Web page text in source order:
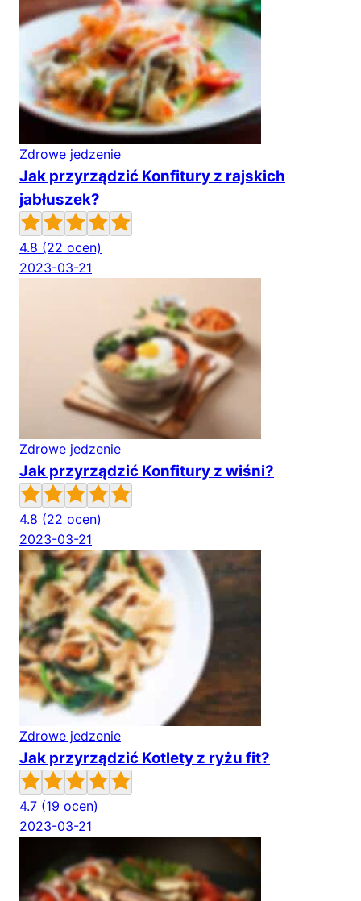
Zdrowe jedzenie
Jak przyrządzić Konfitury z rajskich
jabłuszek?
4.8 (22 ocen)
2023-03-21
Zdrowe jedzenie
Jak przyrządzić Konfitury z wiśni?
4.8 (22 ocen)
2023-03-21
Zdrowe jedzenie
Jak przyrządzić Kotlety z ryżu fit?
4.7 (19 ocen)
2023-03-21